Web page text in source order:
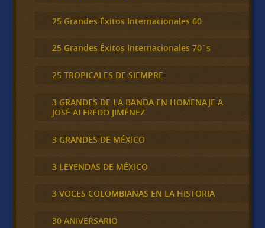
25 Grandes Éxitos Internacionales 60
25 Grandes Éxitos Internacionales 70´s
25 TROPICALES DE SIEMPRE
3 GRANDES DE LA BANDA EN HOMENAJE A
JOSÉ ALFREDO JIMÉNEZ
3 GRANDES DE MÉXICO
3 LEYENDAS DE MÉXICO
3 VOCES COLOMBIANAS EN LA HISTORIA
30 ANIVERSARIO